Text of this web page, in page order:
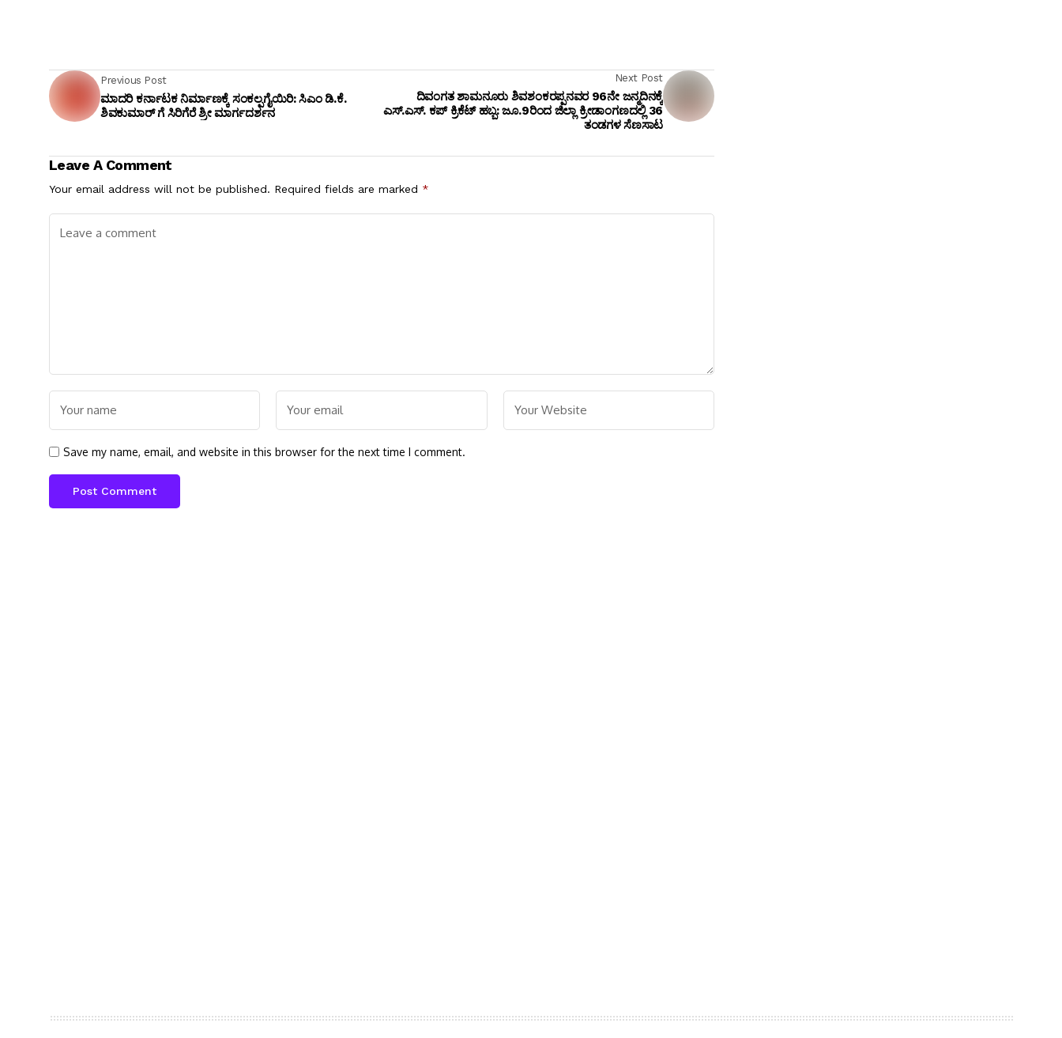
Previous Post
ಮಾದರಿ ಕರ್ನಾಟಕ ನಿರ್ಮಾಣಕ್ಕೆ ಸಂಕಲ್ಪಗೈಯಿರಿ: ಸಿಎಂ ಡಿ.ಕೆ.
ಶಿವಕುಮಾರ್ ಗೆ ಸಿರಿಗೆರೆ ಶ್ರೀ ಮಾರ್ಗದರ್ಶನ
Next Post
ದಿವಂಗತ ಶಾಮನೂರು ಶಿವಶಂಕರಪ್ಪನವರ 96ನೇ ಜನ್ಮದಿನಕ್ಕೆ
ಎಸ್.ಎಸ್. ಕಪ್ ಕ್ರಿಕೆಟ್ ಹಬ್ಬ: ಜೂ.9ರಿಂದ ಜಿಲ್ಲಾ ಕ್ರೀಡಾಂಗಣದಲ್ಲಿ 36
ತಂಡಗಳ ಸೆಣಸಾಟ
Leave A Comment
Your email address will not be published. Required fields are marked *
Save my name, email, and website in this browser for the next time I comment.